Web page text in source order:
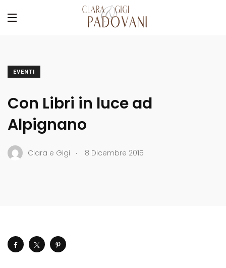
EVENTI
Con Libri in luce ad
Alpignano
Clara e Gigi . 8 Dicembre 2015